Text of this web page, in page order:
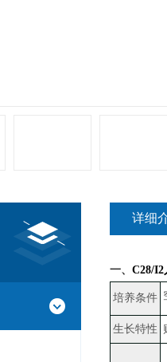
详细
一、 C28/
培养条件
生长特性